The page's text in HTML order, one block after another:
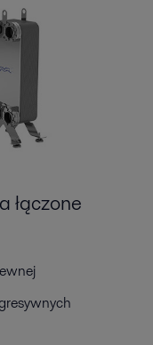
łączone